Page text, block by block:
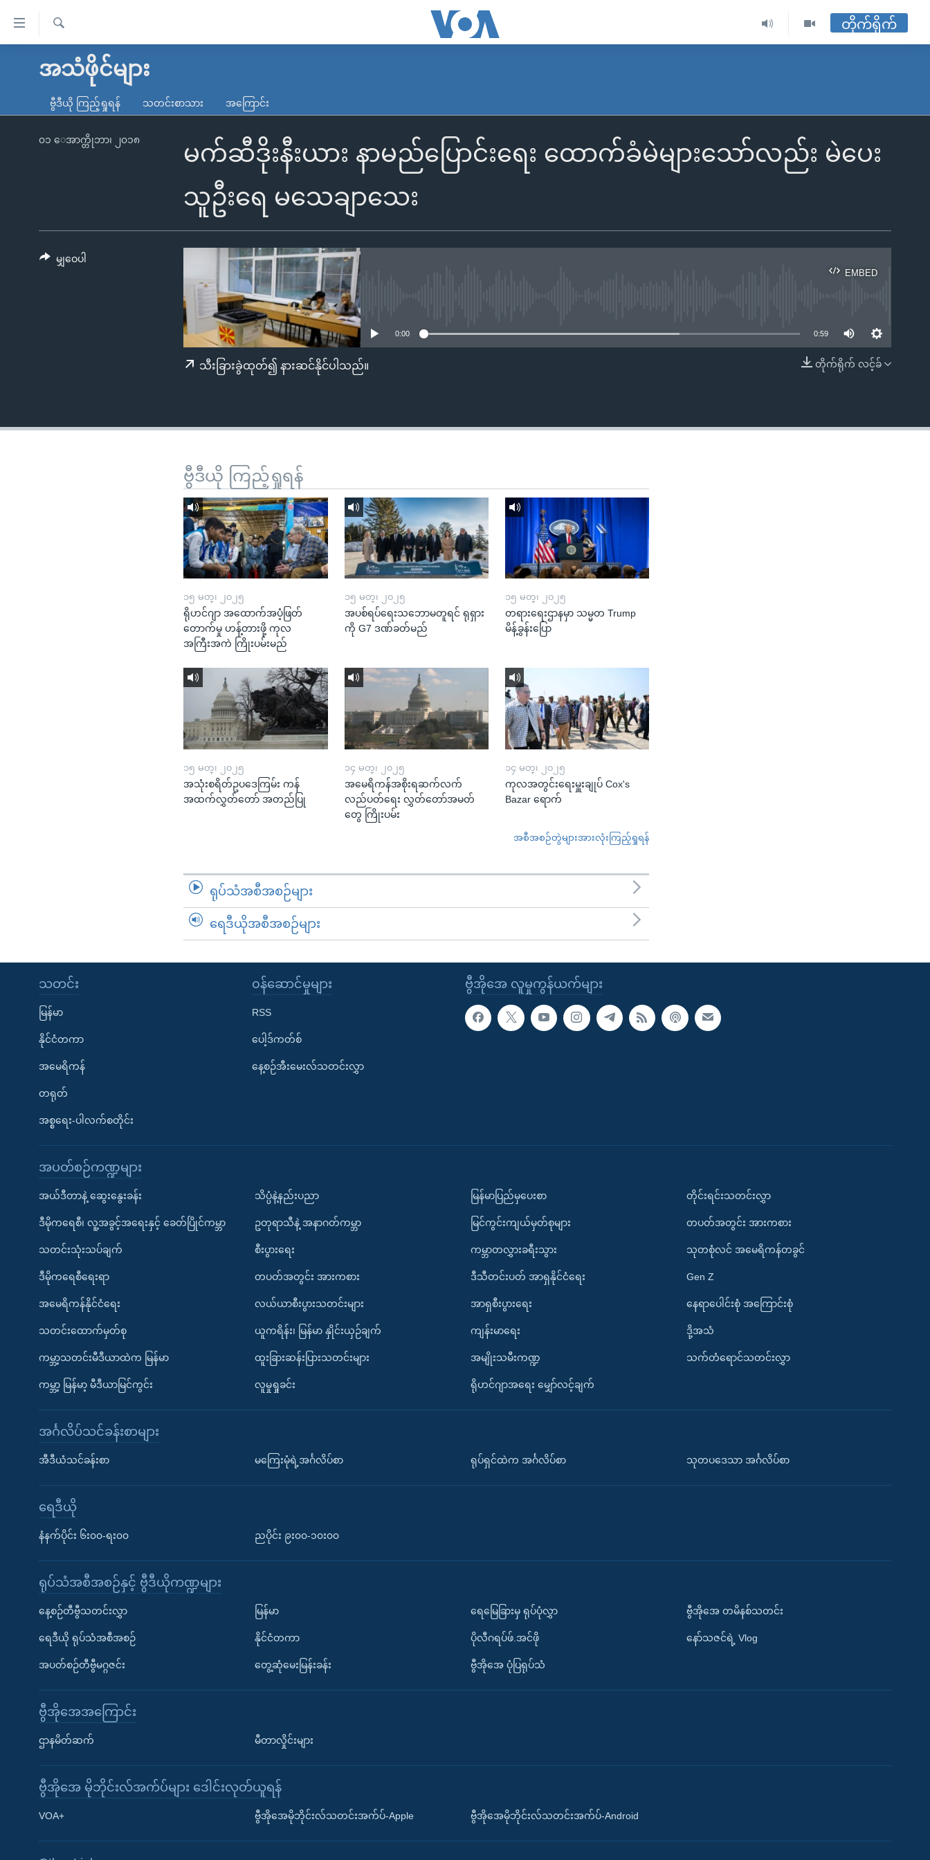
လွယ်ကူ
သည့်
ရန်
မူလစာမျက်နှာ
ကမ္ဘာ့သတင်းများ
နိုင်ငံတကာ
မကြေးမုံရဲ့ အင်္ဂလိပ်စာ
ရေဒီယို
ရေဒီယိုနှင့်ရုပ်သံ အချက်အလက်များ
Learning English
ရ
တိုက်ရိုက်
အသံဖိုင်များ
ဗွီဒီယို ကြည့်ရှုရန် သတင်းစာသား အကြောင်း
မက်ဆီဒိုးနီးယား နာမည်ပြောင်းရေး ထောက်ခံမဲများသော်လည်း မဲပေး
သူဦးရေ မသေချာသေး
၀၁ ေအာက္တိုဘာ၊ ၂၀၁၈
EMBED
EMBED
0:00 0:59
တိုက်ရိုက် လင့်ခ်
သီးခြားခွဲထုတ်၍ နားဆင်နိုင်ပါသည်။
မျှဝေပါ
ဗွီဒီယို ကြည့်ရှုရန်
၁၅ မတ္၊ ၂၀၂၅
ရိုဟင်ဂျာ အထောက်အပံ့ဖြတ်
တောက်မှု ဟန့်တားဖို့ ကုလ
အကြီးအကဲ ကြိုးပမ်းမည်
၁၅ မတ္၊ ၂၀၂၅
အပစ်ရပ်ရေးသဘောမတူရင် ရုရှား
ကို G7 ဒဏ်ခတ်မည်
၁၅ မတ္၊ ၂၀၂၅
တရားရေးဌာနမှာ သမ္မတ Trump
မိန့်ခွန်းပြော
၁၅ မတ္၊ ၂၀၂၅
အသုံးစရိတ်ဥပဒေကြမ်း ကန်
အထက်လွှတ်တော် အတည်ပြု
၁၄ မတ္၊ ၂၀၂၅
အမေရိကန်အစိုးရဆက်လက်
လည်ပတ်ရေး လွှတ်တော်အမတ်
တွေ ကြိုးပမ်း
၁၄ မတ္၊ ၂၀၂၅
ကုလအတွင်းရေးမှူးချုပ် Cox's
Bazar ရောက်
အစီအစဉ်တွဲများအားလုံးကြည့်ရှုရန်
ရုပ်သံအစီအစဉ်များ
ရေဒီယိုအစီအစဉ်များ
ဗွီအိုအေ လူမှုကွန်ယက်များ
သတင်း
မြန်မာ
နိုင်ငံတကာ
အမေရိကန်
တရုတ်
အစ္စရေး-ပါလက်စတိုင်း
၀န်ဆောင်မှုများ
RSS
ပေါ့ဒ်ကတ်စ်
နေ့စဉ်အီးမေးလ်သတင်းလွှာ
အပတ်စဉ်ကဏ္ဍများ
အယ်ဒီတာနဲ့ ဆွေးနွေးခန်း
ဒီမိုကရေစီ၊ လူ့အခွင့်အရေးနှင့် ခေတ်ပြိုင်ကမ္ဘာ
သတင်းသုံးသပ်ချက်
ဒီမိုကရေစီရေးရာ
အမေရိကန်နိုင်ငံရေး
သတင်းထောက်မှတ်စု
ကမ္ဘာ့သတင်းမီဒီယာထဲက မြန်မာ
ကမ္ဘာ့ မြန်မာ့ မီဒီယာမြင်ကွင်း
သိပ္ပံနဲ့နည်းပညာ
ဥတုရာသီနဲ့ အနာဂတ်ကမ္ဘာ
စီးပွားရေး
တပတ်အတွင်း အားကစား
လယ်ယာစီးပွားသတင်းများ
ယူကရိန်း၊ မြန်မာ နှိုင်းယှဉ်ချက်
ထူးခြားဆန်းပြားသတင်းများ
လူမှုရှုခင်း
မြန်မာပြည်မှပေးစာ
မြင်ကွင်းကျယ်မှတ်စုများ
ကမ္ဘာတလွှားခရီးသွား
ဒီသီတင်းပတ် အာရှနိုင်ငံရေး
အာရှစီးပွားရေး
ကျန်းမာရေး
အမျိုးသမီးကဏ္ဍ
ရိုဟင်ဂျာအရေး မျှော်လင့်ချက်
တိုင်းရင်းသတင်းလွှာ
တပတ်အတွင်း အားကစား
သုတစုံလင် အမေရိကန်တခွင်
Gen Z
နေရာပေါင်းစုံ အကြောင်းစုံ
ဒို့အသံ
သက်တံရောင်သတင်းလွှာ
အင်္ဂလိပ်သင်ခန်းစာများ
အီဒီယံသင်ခန်းစာ မကြေးမုံရဲ့အင်္ဂလိပ်စာ ရုပ်ရှင်ထဲက အင်္ဂလိပ်စာ သုတပဒေသာ အင်္ဂလိပ်စာ
ရေဒီယို
နံနက်ပိုင်း ၆း၀၀-ရး၀၀ ညပိုင်း ၉း၀၀-၁၀း၀၀
ရုပ်သံအစီအစဉ်နှင့် ဗွီဒီယိုကဏ္ဍများ
နေ့စဉ်တီဗွီသတင်းလွှာ
ရေဒီယို ရုပ်သံအစီအစဉ်
အပတ်စဉ်တီဗွီမဂ္ဂဇင်း
မြန်မာ
နိုင်ငံတကာ
တွေ့ဆုံမေးမြန်းခန်း
ရေမြေခြားမှ ရုပ်ပုံလွှာ
ပိုလီဂရပ်ဖ်.အင်ဖို
ဗွီအိုအေ ပုံပြရုပ်သံ
ဗွီအိုအေ တမိနစ်သတင်း
နော်သဇင်ရဲ့ Vlog
ဗွီအိုအေအကြောင်း
ဌာနမိတ်ဆက် မီတာလှိုင်းများ
ဗွီအိုအေ မိုဘိုင်းလ်အက်ပ်များ ဒေါင်းလုတ်ယူရန်
VOA+ ဗွီအိုအေမိုဘိုင်းလ်သတင်းအက်ပ်-Apple ဗွီအိုအေမိုဘိုင်းလ်သတင်းအက်ပ်-Android